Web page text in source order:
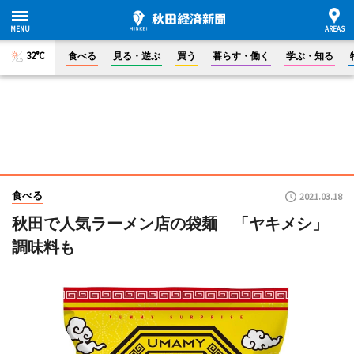
32°C 食べる 見る・遊ぶ 買う 暮らす・働く 学ぶ・知る
食べる 2021.03.18
秋田で人気ラーメン店の袋麺 「ヤキメシ」
調味料も